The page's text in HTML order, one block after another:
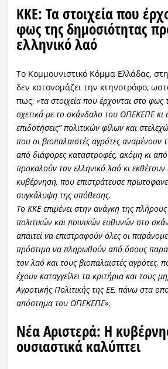
ΚΚΕ: Τα στοιχεία που
φως της δημοσιότητας
ελληνικό λαό
Το Κομμουνιστικό Κόμμα Ελλάδας,
δεν κατονομάζει την κτηνοτρόφο,
πως, «τα στοιχεία που έρχονται στο φως
σχετικά με το σκάνδαλο του ΟΠΕΚΕΠΕ κι
επιδοτήσεις” πολιτικών φίλων και
που οι βιοπαλαιστές αγρότες αναμένουν
από διάφορες καταστροφές, ακόμη κι
προκαλούν τον ελληνικό λαό κι
κυβέρνηση, που επιστράτευσε
συγκάλυψη της υπόθεσης.
Το ΚΚΕ επιμένει στην ανάγκη της
πολιτικών και ποινικών ευθυνών στο
απαιτεί να επιστραφούν όλες οι
πρόστιμα να πληρωθούν από όσους
τον λαό και τους βιοπαλαιστές αγρότες,
έχουν καταγγείλει τα κριτήρια και τους
Αγροτικής Πολιτικής της ΕΕ, πάνω στα
απόστημα του ΟΠΕΚΕΠΕ».
Νέα Αριστερά: Η
ουσιαστικά καλύπτει